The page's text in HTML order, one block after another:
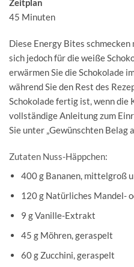
Zeitplan
45 Minuten
Diese Energy Bites
sich jedoch für die weiße
erwärmen Sie die Schokolade
während Sie den Rest des
Schokolade fertig ist, wenn die
vollständige Anleitung zum
Sie unter „Gewünschten Belag
Zutaten Nuss-Häppchen:
400 g Bananen, mittelgroß
120 g Natürliches Mandel-
9 g Vanille-Extrakt
45 g Möhren, geraspelt
60 g Zucchini, geraspelt